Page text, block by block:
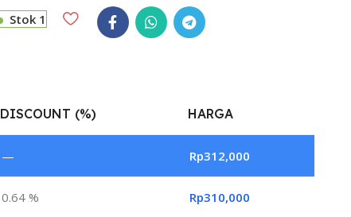
Stok 1
DISCOUNT (%) HARGA
— Rp312,000
0.64 % Rp310,000